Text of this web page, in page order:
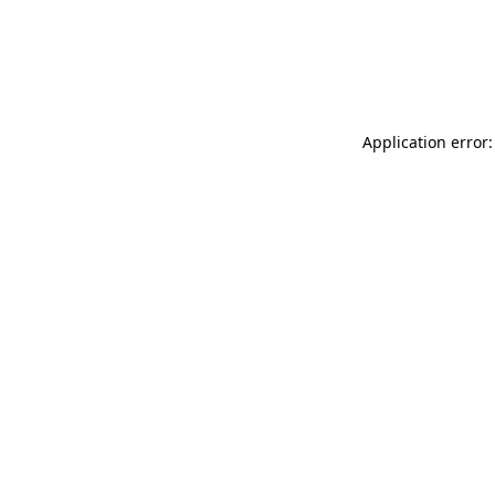
Application